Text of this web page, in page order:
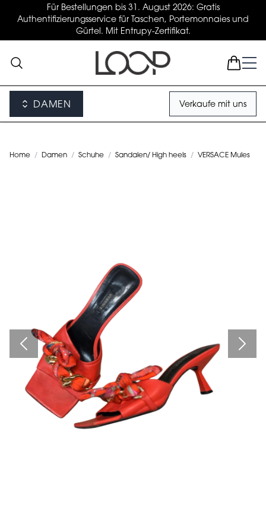
Für Bestellungen bis 31. August 2026: Gratis
Authentifizierungsservice für Taschen, Portemonnaies und
Gürtel. Mit Entrupy-Zertifikat.
DAMEN Verkaufe mit uns
Home / Damen / Schuhe / Sandalen/ High heels / VERSACE Mules